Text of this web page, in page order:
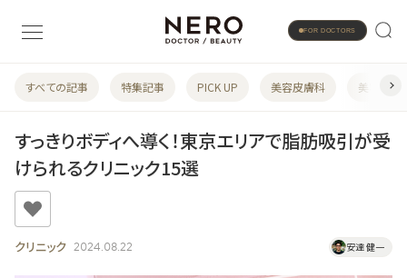
FOR DOCTORS
すべての記事 特集記事 PICK UP 美容皮膚科 美容婦人
すっきりボディへ導く！東京エリアで脂肪吸引が受
けられるクリニック15選
クリニック 2024.08.22 安達 健一